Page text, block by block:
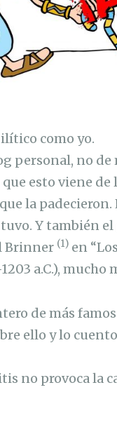
como yo.
personal, no
que esto viene
la
Y también el
Brinner (1) en
a.C.),
de más
ello y lo
no provoca la